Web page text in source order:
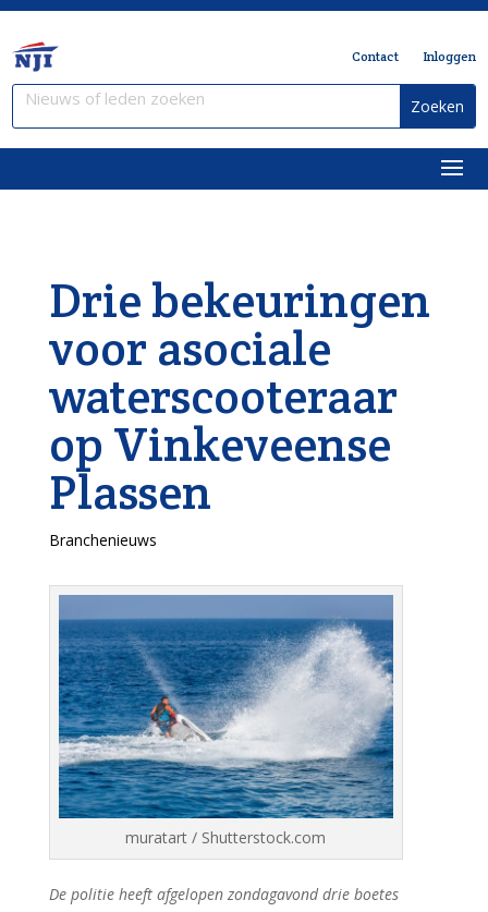
Contact Inloggen
Drie bekeuringen
voor asociale
waterscooteraar
op Vinkeveense
Plassen
Branchenieuws
muratart / Shutterstock.com
De politie heeft afgelopen zondagavond drie boetes